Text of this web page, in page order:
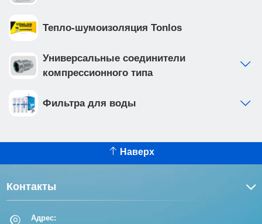
Тепло-шумоизоляция Tonlos
Универсальные соединители
компрессионного типа
Фильтра для воды
Наверх
Контакты
Адрес: